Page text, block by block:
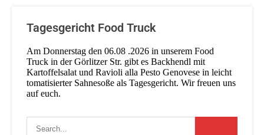
Tagesgericht Food Truck
Am Donnerstag den 06.08 .2026 in unserem Food
Truck in der Görlitzer Str. gibt es Backhendl mit
Kartoffelsalat und Ravioli alla Pesto Genovese in leicht
tomatisierter Sahnesoße als Tagesgericht. Wir freuen uns
auf euch.